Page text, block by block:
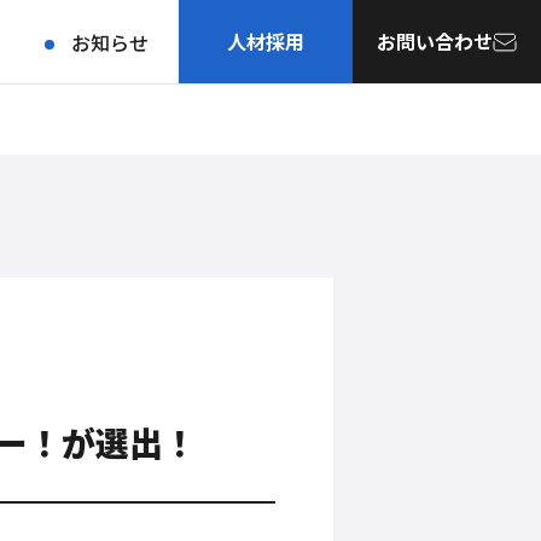
お知らせ 人材採用 お問い合わせ
！が選出！